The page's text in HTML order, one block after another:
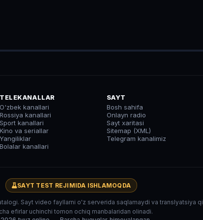
TELEKANALLAR
O'zbek kanallari
Rossiya kanallari
Sport kanallari
Kino va seriallar
Yangiliklar
Bolalar kanallari
SAYT
Bosh sahifa
Onlayn radio
Sayt xaritasi
Sitemap (XML)
Telegram kanalimiz
SAYT TEST REJIMIDA ISHLAMOQDA
Sayt video fayllarni o'z serverida saqlamaydi va translyatsiya
efirlar uchinchi tomon ochiq manbalaridan olinadi.